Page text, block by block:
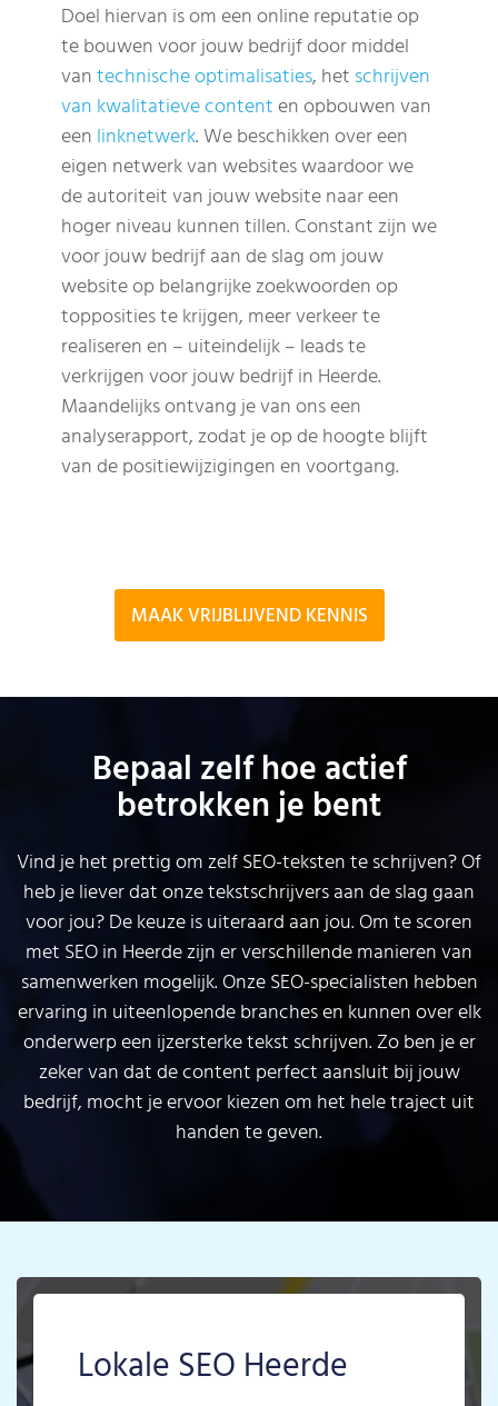
Doel hiervan is om een online reputatie op
te bouwen voor jouw bedrijf door middel
vantechnische optimalisaties, het schrijven
van kwalitatieve contenten opbouwen van
een linknetwerk. We beschikken over een
eigen netwerk van websites waardoor we
de autoriteit van jouw website naar een
hoger niveau kunnen tillen. Constant zijn we
voor jouw bedrijf aan de slag om jouw
website op belangrijke zoekwoorden op
topposities te krijgen, meer verkeer te
realiseren en – uiteindelijk – leads te
verkrijgen voor jouw bedrijf in Heerde.
Maandelijks ontvang je van ons een
analyserapport, zodat je op de hoogte blijft
van de positiewijzigingen en voortgang.
MAAK VRIJBLIJVEND KENNIS
Bepaal zelf hoe actief
betrokken je bent
Vind je het prettig om zelf SEO-teksten te schrijven? Of
heb je liever dat onze tekstschrijvers aan de slag gaan
voor jou? De keuze is uiteraard aan jou. Om te scoren
met SEO in Heerde zijn er verschillende manieren van
samenwerken mogelijk. Onze SEO-specialisten hebben
ervaring in uiteenlopende branches en kunnen over elk
onderwerp een ijzersterke tekst schrijven. Zo ben je er
zeker van dat de content perfect aansluit bij jouw
bedrijf, mocht je ervoor kiezen om het hele traject uit
handen te geven.
Lokale SEO Heerde